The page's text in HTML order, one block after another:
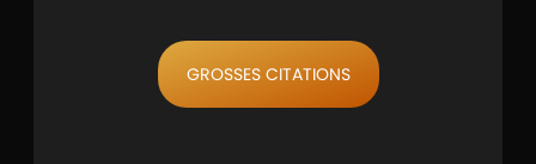
GROSSES CITATIONS